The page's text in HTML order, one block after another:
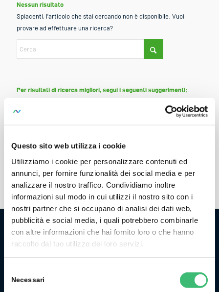
Questo sito web utilizza i cookie
Utilizziamo i cookie per personalizzare contenuti ed
annunci, per fornire funzionalità dei social media e per
analizzare il nostro traffico. Condividiamo inoltre
informazioni sul modo in cui utilizzi il nostro sito con i
nostri partner che si occupano di analisi dei dati web,
pubblicità e social media, i quali potrebbero combinarle
con altre informazioni che hai fornito loro o che hanno
raccolto dal tuo utilizzo dei loro servizi.
delNecessari
Nessun risultato
Spiacenti, l'articolo che stai cercando non è disponibile. Vuoi
provare ad effettuare una ricerca?
Per risultati di ricerca migliori, segui i seguenti suggerimenti:
CHI SIAMO
La GMC Instruments Italia è la filiale italiana del gruppo
, ed opera nel
settore della misura e del controllo industriale. Fa parte di